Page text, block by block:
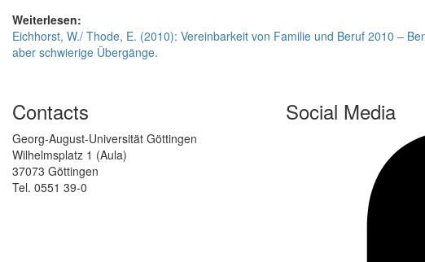
Weiterlesen:
Eichhorst, W./ Thode, E. (2010): Vereinbarkeit von Familie und Beruf 2010 –
aber schwierige Übergänge.
Contacts
Georg-August-Universität Göttingen
Wilhelmsplatz 1 (Aula)
37073 Göttingen
Tel. 0551 39-0
Social Media